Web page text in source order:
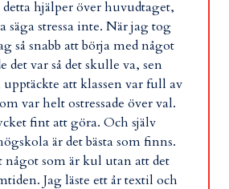
hjälper över huvudtaget,
säga stressa inte. När jag tog
så snabb att börja med något
det var så det skulle va, sen
att klassen var full av
var helt ostressade över val.
fint att göra. Och själv
är det bästa som finns.
något som är kul utan att det
Jag läste ett år textil och